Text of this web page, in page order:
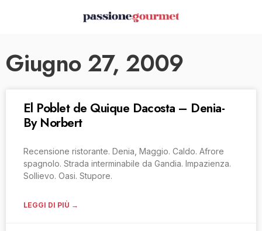
Giugno 27, 2009
El Poblet de Quique Dacosta – Denia-
By Norbert
Recensione ristorante. Denia, Maggio. Caldo. Afrore
spagnolo. Strada interminabile da Gandia. Impazienza.
Sollievo. Oasi. Stupore.
LEGGI DI PIÙ →